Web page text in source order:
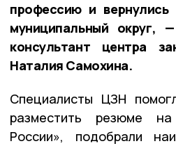
профессию и
муниципальный округ,
консультант центра
Наталия Самохина.
Специалисты ЦЗН
разместить резюме
России», подобрали